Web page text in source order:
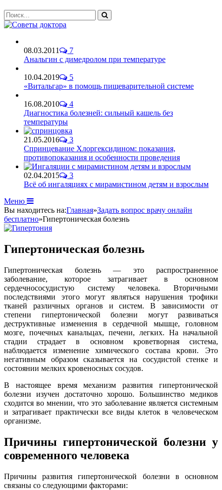
08.03.2011
7
Анальгин с димедролом при температуре
10.04.2019
5
«Витальгар» в помощь пищеварительной системе
16.08.2010
4
Диагностика болезней: сильный кашель без
температуры
21.05.2016
3
Спринцевание Хлоргексидином: показания,
противопоказания и особенности проведения
02.04.2015
3
Всё об ингаляциях с мирамистином детям и взрослым
Меню
Вы находитесь на:Главная»Задать вопрос врачу онлайн
бесплатно»Гипертоническая болезнь
Гипертоническая болезнь
Гипертоническая болезнь — это распространенное
заболевание, которое затрагивает в основном
сердечнососудистую систему человека. Вторичными
последствиями этого могут являться нарушения трофики
тканей различных органов и систем. В зависимости от
степени гипертонической болезни могут развиваться
деструктивные изменения в сердечной мышце, головном
мозге, почечных канальцах, печени, легких. На начальной
стадии страдает в основном кроветворная система,
наблюдается изменение химического состава крови. Это
негативным образом сказывается на сосудистой стенке и
состоянии мелких кровеносных сосудов.
В настоящее время механизм развития гипертонической
болезни изучен достаточно хорошо. Большинство медиков
сходится во мнении, что это заболевание является системным
и затрагивает практически все виды клеток в человеческом
организме.
Причины гипертонической болезни у
современного человека
Причины развития гипертонической болезни в основном
связаны со следующими факторами: